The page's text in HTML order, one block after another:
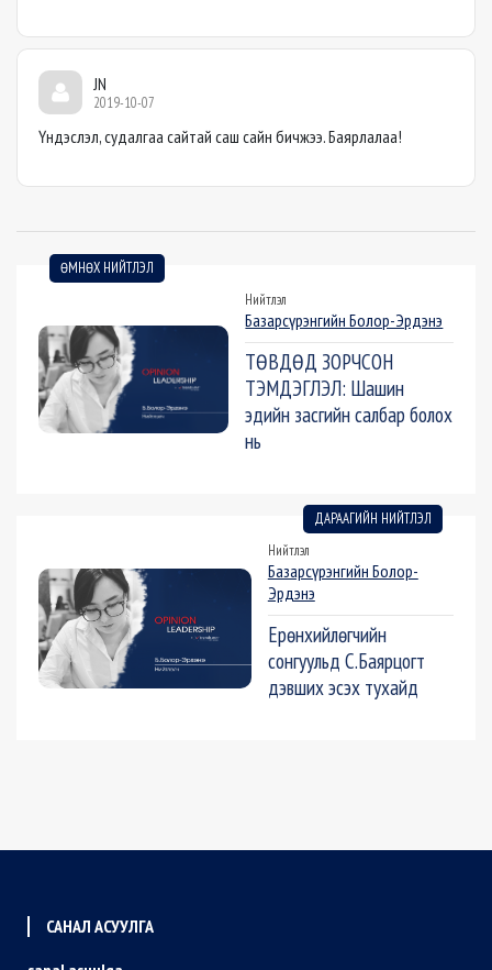
JN
2019-10-07
Үндэслэл, судалгаа сайтай саш сайн бичжээ. Баярлалаа!
ӨМНӨХ НИЙТЛЭЛ
Нийтлэл
Базарсүрэнгийн Болор-Эрдэнэ
ТӨВДӨД ЗОРЧСОН
ТЭМДЭГЛЭЛ: Шашин
эдийн засгийн салбар болох
нь
ДАРААГИЙН НИЙТЛЭЛ
Нийтлэл
Базарсүрэнгийн Болор-
Эрдэнэ
Ерөнхийлөгчийн
сонгуульд С.Баярцогт
дэвших эсэх тухайд
САНАЛ АСУУЛГА